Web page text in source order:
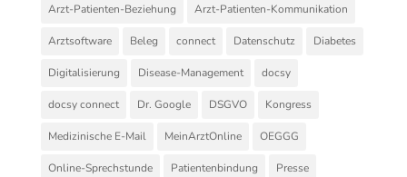
Arzt-Patienten-Beziehung Arzt-Patienten-Kommunikation
Arztsoftware Beleg connect Datenschutz Diabetes
Digitalisierung Disease-Management docsy
docsy connect Dr. Google DSGVO Kongress
Medizinische E-Mail MeinArztOnline OEGGG
Online-Sprechstunde Patientenbindung Presse